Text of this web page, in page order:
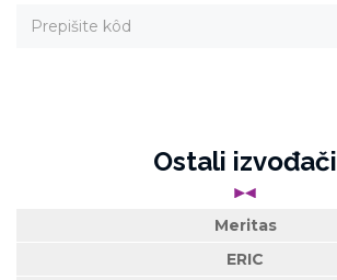
Ostali izvođači
Meritas
ERIC